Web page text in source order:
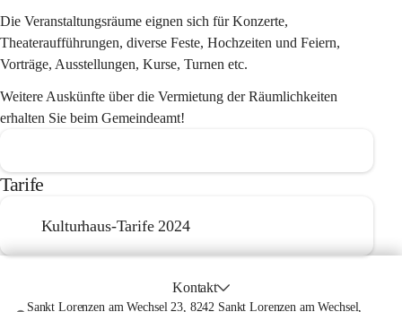
Die Veranstaltungsräume eignen sich für Konzerte,
Theateraufführungen, diverse Feste, Hochzeiten und Feiern,
Vorträge, Ausstellungen, Kurse, Turnen etc.
Weitere Auskünfte über die Vermietung der Räumlichkeiten
erhalten Sie beim Gemeindeamt!
Tarife
Kulturhaus-Tarife 2024
Kontakt
Sankt Lorenzen am Wechsel 23, 8242 Sankt Lorenzen am Wechsel,